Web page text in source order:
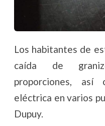
Los habitantes de
caída de
proporciones,
eléctrica en varios
Dupuy.